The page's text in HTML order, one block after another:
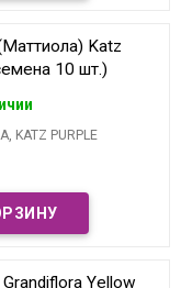
Katz
10 шт.)
KATZ PURPLE
Grandiflora Yellow